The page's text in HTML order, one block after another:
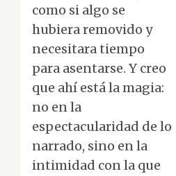
como si algo se
hubiera removido y
necesitara tiempo
para asentarse. Y creo
que ahí está la magia:
no en la
espectacularidad de lo
narrado, sino en la
intimidad con la que